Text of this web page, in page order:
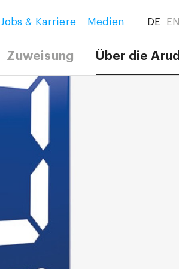
Jobs & Karriere Medien DE EN
Zuweisung Über die Arud